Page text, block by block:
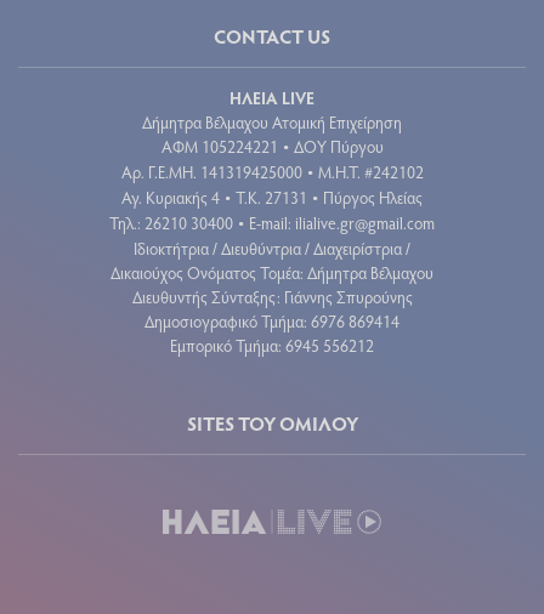
CONTACT US
ΗΛΕΙΑ LIVE
Δήμητρα Βέλμαχου Ατομική Επιχείρηση
ΑΦΜ 105224221 • ΔΟΥ Πύργου
Aρ. Γ.Ε.ΜΗ. 141319425000 • Μ.Η.Τ. #242102
Αγ. Κυριακής 4 • Τ.Κ. 27131 • Πύργος Ηλείας
Τηλ.: 26210 30400 • E-mail: ilialive.gr@gmail.com
Ιδιοκτήτρια / Διευθύντρια / Διαχειρίστρια /
Δικαιούχος Ονόματος Τομέα: Δήμητρα Βέλμαχου
Διευθυντής Σύνταξης: Γιάννης Σπυρούνης
Δημοσιογραφικό Τμήμα: 6976 869414
Εμπορικό Τμήμα: 6945 556212
SITES ΤΟΥ ΟΜΙΛΟΥ